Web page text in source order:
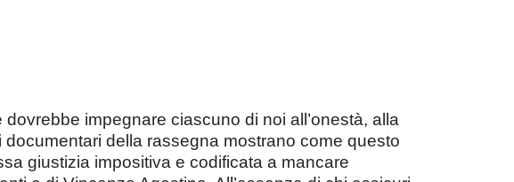
impegnare ciascuno di noi all’onestà, alla
della rassegna mostrano come questo
giustizia impositiva e codificata a mancare